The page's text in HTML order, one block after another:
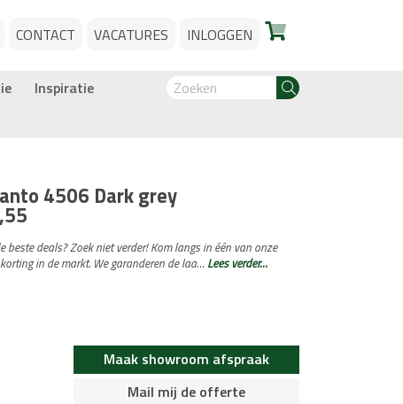
CONTACT VACATURES INLOGGEN
Inspiratie
4506 Dark grey
beste deals? Zoek niet verder! Kom langs in één van onze
in de markt. We garanderen de laa… Lees verder…
Maak showroom afspraak
Mail mij de offerte